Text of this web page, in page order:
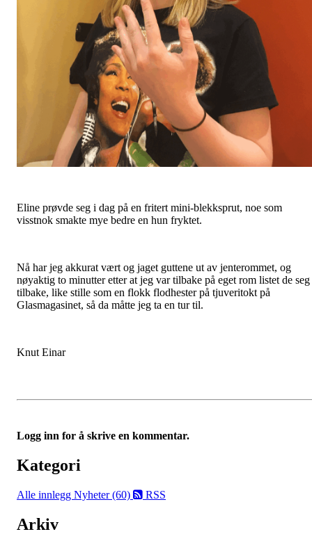
Eline prøvde seg i dag på en fritert mini-blekksprut, noe som
visstnok smakte mye bedre en hun fryktet.
Nå har jeg akkurat vært og jaget guttene ut av jenterommet, og
nøyaktig to minutter etter at jeg var tilbake på eget rom listet de seg
tilbake, like stille som en flokk flodhester på tjuveritokt på
Glasmagasinet, så da måtte jeg ta en tur til.
Knut Einar
Logg inn for å skrive en kommentar.
Kategori
Alle innlegg Nyheter (60) RSS
Arkiv